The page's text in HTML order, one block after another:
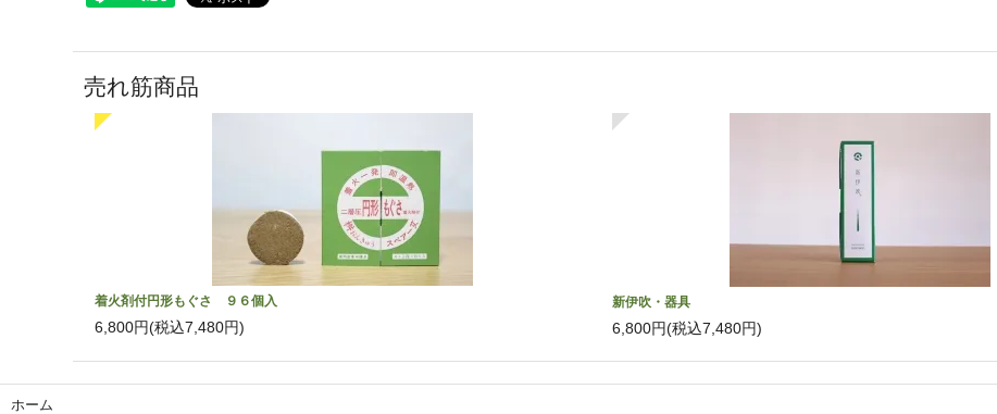
売れ筋商品
着火剤付円形もぐさ ９６個入
6,800円(税込7,480円)
新伊吹・器具
6,800円(税込7,480円)
ホーム